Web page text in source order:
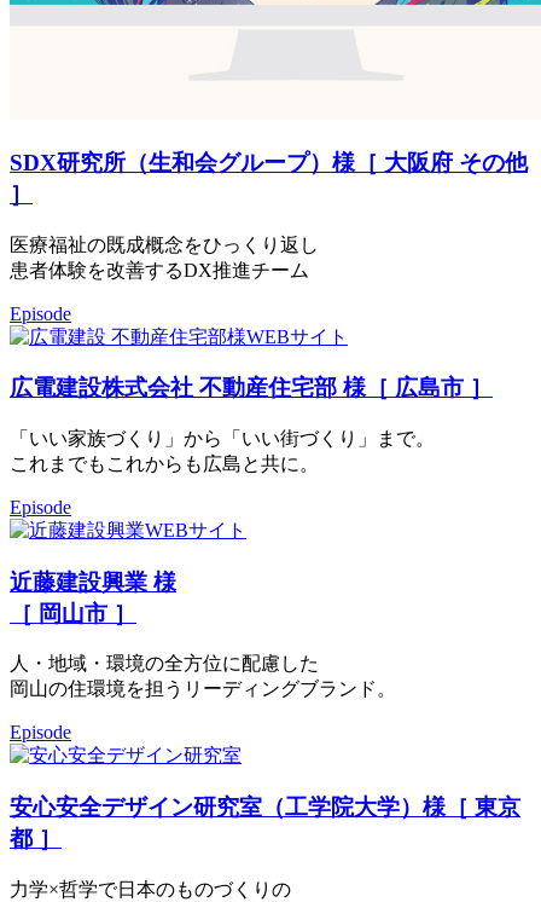
SDX研究所（生和会グループ）様［ 大阪府 その他
］
医療福祉の既成概念をひっくり返し
患者体験を改善するDX推進チーム
Episode
広電建設株式会社 不動産住宅部 様［ 広島市 ］
「いい家族づくり」から「いい街づくり」まで。
これまでもこれからも広島と共に。
Episode
近藤建設興業 様
［ 岡山市 ］
人・地域・環境の全方位に配慮した
岡山の住環境を担うリーディングブランド。
Episode
安心安全デザイン研究室（工学院大学）様［ 東京
都 ］
力学×哲学で日本のものづくりの